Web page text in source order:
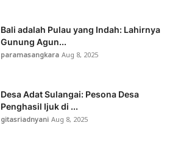
Bali adalah Pulau yang Indah: Lahirnya
Gunung Agun...
paramasangkaraAug 8, 2025
Desa Adat Sulangai: Pesona Desa
Penghasil Ijuk di ...
gitasriadnyaniAug 8, 2025